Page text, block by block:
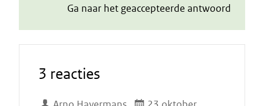
Ga naar het geaccepteerde antwoord
3 reacties